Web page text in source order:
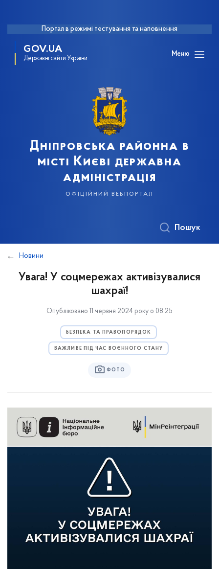
Портал в режимі тестування та наповнення
GOV.UA
Державні сайти України
Меню
Дніпровська районна в
місті Києві державна
адміністрація
офіційний вебпортал
Пошук
Новини
Увага! У соцмережах активізувалися
шахраї!
Опубліковано 11 червня 2024 року о 08:25
БЕЗПЕКА ТА ПРАВОПОРЯДОК
ВАЖЛИВЕ ПІД ЧАС ВОЄННОГО СТАНУ
ФОТО